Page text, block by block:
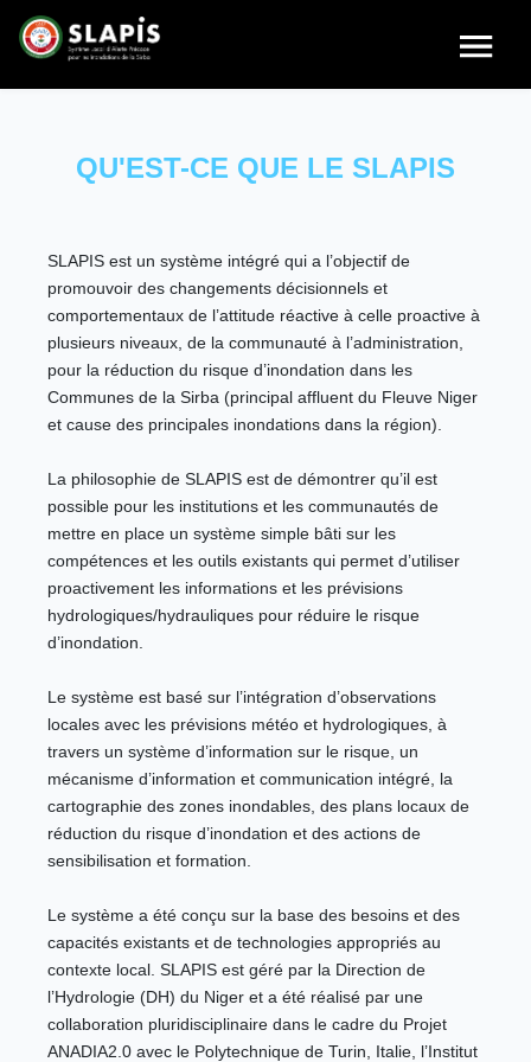
QU'EST-CE QUE LE SLAPIS
SLAPIS est un système intégré qui a l’objectif de
promouvoir des changements décisionnels et
comportementaux de l’attitude réactive à celle proactive à
plusieurs niveaux, de la communauté à l’administration,
pour la réduction du risque d’inondation dans les
Communes de la Sirba (principal affluent du Fleuve Niger
et cause des principales inondations dans la région).
La philosophie de SLAPIS est de démontrer qu’il est
possible pour les institutions et les communautés de
mettre en place un système simple bâti sur les
compétences et les outils existants qui permet d’utiliser
proactivement les informations et les prévisions
hydrologiques/hydrauliques pour réduire le risque
d’inondation.
Le système est basé sur l’intégration d’observations
locales avec les prévisions météo et hydrologiques, à
travers un système d’information sur le risque, un
mécanisme d’information et communication intégré, la
cartographie des zones inondables, des plans locaux de
réduction du risque d’inondation et des actions de
sensibilisation et formation.
Le système a été conçu sur la base des besoins et des
capacités existants et de technologies appropriés au
contexte local. SLAPIS est géré par la Direction de
l’Hydrologie (DH) du Niger et a été réalisé par une
collaboration pluridisciplinaire dans le cadre du Projet
ANADIA2.0 avec le Polytechnique de Turin, Italie, l’Institut